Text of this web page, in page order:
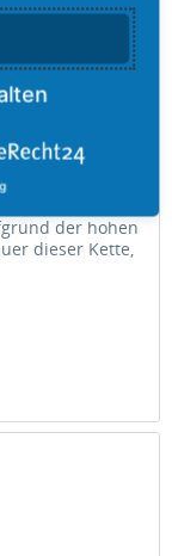
der hohen
dieser Kette,